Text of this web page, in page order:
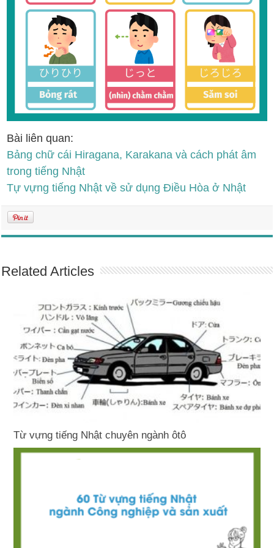
Bài liên quan:
Bảng chữ cái Hiragana, Karakana và cách phát âm
trong tiếng Nhật
Tự vựng tiếng Nhật về sử dụng Điều Hòa ở Nhật
Related Articles
Từ vựng tiếng Nhật chuyên ngành ôtô